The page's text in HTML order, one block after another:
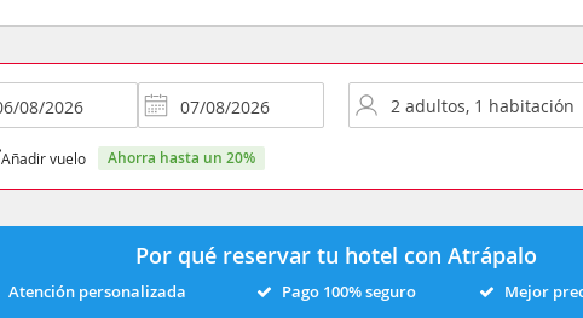
Añadir vuelo ahorra hasta un 20%
Por qué reservar tu hotel con Atrápalo
Atención personalizada Pago 100% seguro Mejor